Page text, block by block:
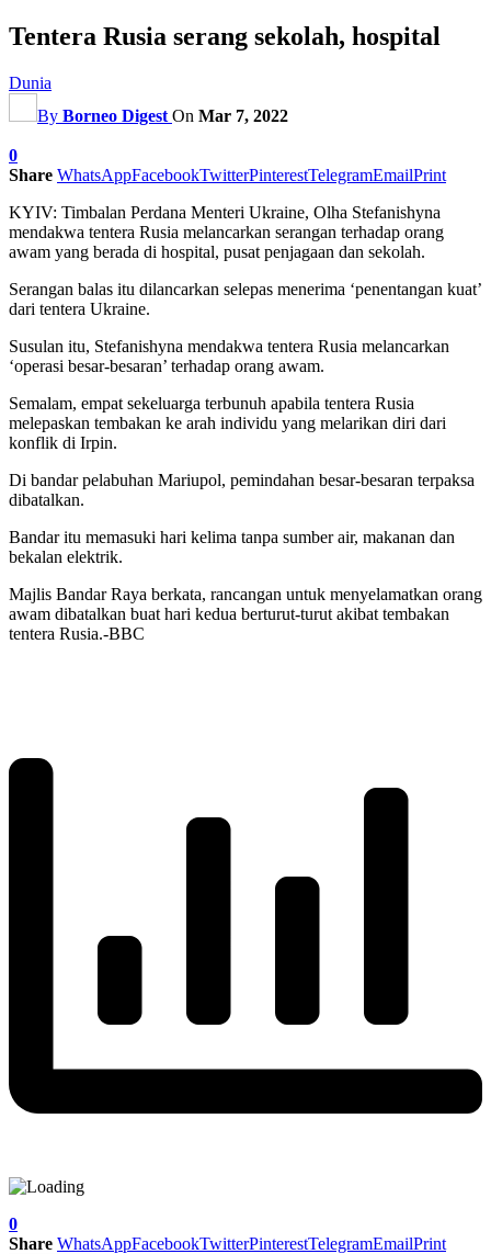
Tentera Rusia serang sekolah, hospital
Dunia
By Borneo Digest On Mar 7, 2022
0
Share WhatsAppFacebookTwitterPinterestTelegramEmailPrint
KYIV: Timbalan Perdana Menteri Ukraine, Olha Stefanishyna
mendakwa tentera Rusia melancarkan serangan terhadap orang
awam yang berada di hospital, pusat penjagaan dan sekolah.
Serangan balas itu dilancarkan selepas menerima ‘penentangan kuat’
dari tentera Ukraine.
Susulan itu, Stefanishyna mendakwa tentera Rusia melancarkan
‘operasi besar-besaran’ terhadap orang awam.
Semalam, empat sekeluarga terbunuh apabila tentera Rusia
melepaskan tembakan ke arah individu yang melarikan diri dari
konflik di Irpin.
Di bandar pelabuhan Mariupol, pemindahan besar-besaran terpaksa
dibatalkan.
Bandar itu memasuki hari kelima tanpa sumber air, makanan dan
bekalan elektrik.
Majlis Bandar Raya berkata, rancangan untuk menyelamatkan orang
awam dibatalkan buat hari kedua berturut-turut akibat tembakan
tentera Rusia.-BBC
0
Share WhatsAppFacebookTwitterPinterestTelegramEmailPrint